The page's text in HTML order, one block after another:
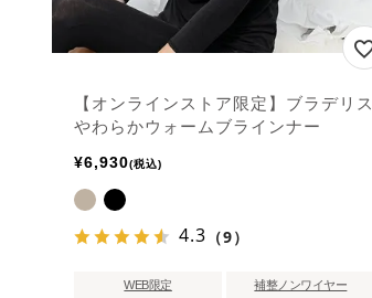
【オンラインストア限定】ブラデリス
やわらかウォームブラインナー
¥6,930 税込
4.3 （9）
WEB限定 補整ノンワイヤー